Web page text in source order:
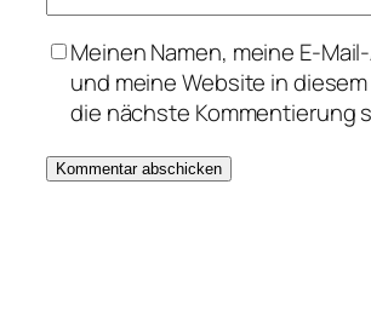
Meinen Namen, meine E-
und meine Website in
die nächste Kommentierung